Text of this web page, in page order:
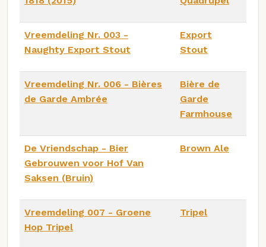
Vreemdeling Nr. 003 -
Naughty Export Stout
Export
Stout
Vreemdeling Nr. 006 - Bières
de Garde Ambrée
Bière de
Garde
Farmhouse
De Vriendschap - Bier
Gebrouwen voor Hof Van
Saksen (Bruin)
Brown Ale
Vreemdeling 007 - Groene
Hop Tripel
Tripel